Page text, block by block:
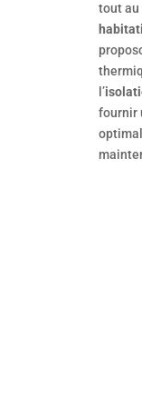
tout au
l’
fournir